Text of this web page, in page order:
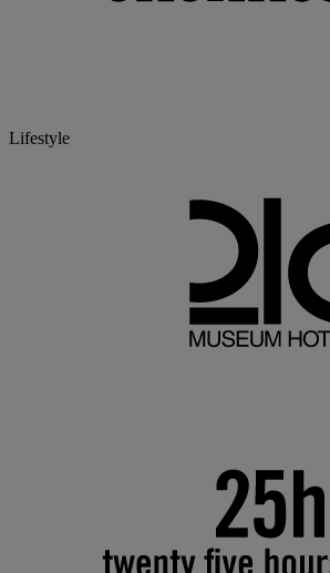
Lifestyle